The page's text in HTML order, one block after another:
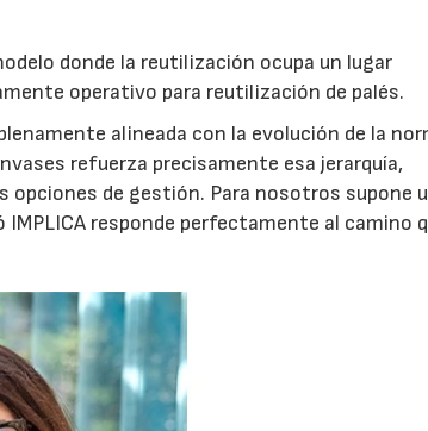
donde la reutilización ocupa un lugar
operativo para reutilización de palés.
alineada con la evolución de la
refuerza precisamente esa jerarquía,
de gestión. Para nosotros supone
responde perfectamente al camino